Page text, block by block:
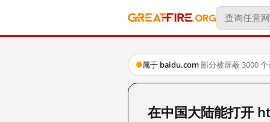
属于 baidu.com·部分被屏蔽·3000
在中国大陆能打开